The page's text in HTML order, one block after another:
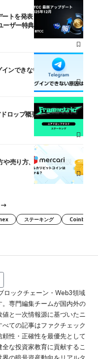
トを発表：Jaren Jackson
ーザー特典、2025年実績レ
ンできない原因は？
ロップ概要とタスク・戦略
売り方、注意点も解説
ステーキング Coinbase
ロックチェーン・Web3領域
専門編集チームが国内外の
と一次情報源に基づいたニ
ての記事はファクチェック
性・正確性を最優先として
な投資家教育に貢献するこ